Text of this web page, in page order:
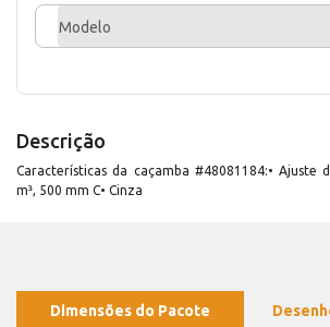
Modelo
Descrição
Características da caçamba #48081184:• Ajuste
m³, 500 mm C• Cinza
Dimensões do Pacote